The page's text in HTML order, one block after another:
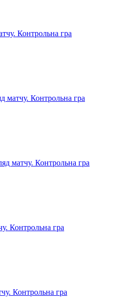
Контрольна гра
Контрольна гра
матчу. Контрольна гра
Контрольна гра
Контрольна гра